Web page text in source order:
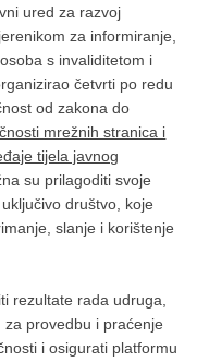
ured za razvoj
za informiranje,
s invaliditetom i
četvrti po redu
od zakona do
mrežnih stranica i
tijela javnog
su prilagoditi svoje
društvo, koje
slanje i korištenje
rezultate rada udruga,
provedbu i praćenje
i osigurati platformu